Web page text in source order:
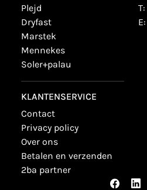
plejd
dryfast
marstek
mennekes
soler+palau
KLANTENSERVICE
contact
privacy policy
over ons
betalen en verzenden
2ba partner
T:
E: